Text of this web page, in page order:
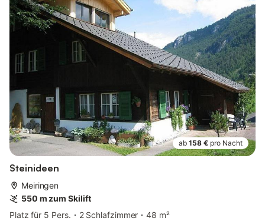
ab 158 € pro Nacht
Steinideen
Meiringen
550 m zum Skilift
Platz für 5 Pers.
2 Schlafzimmer
48 m²